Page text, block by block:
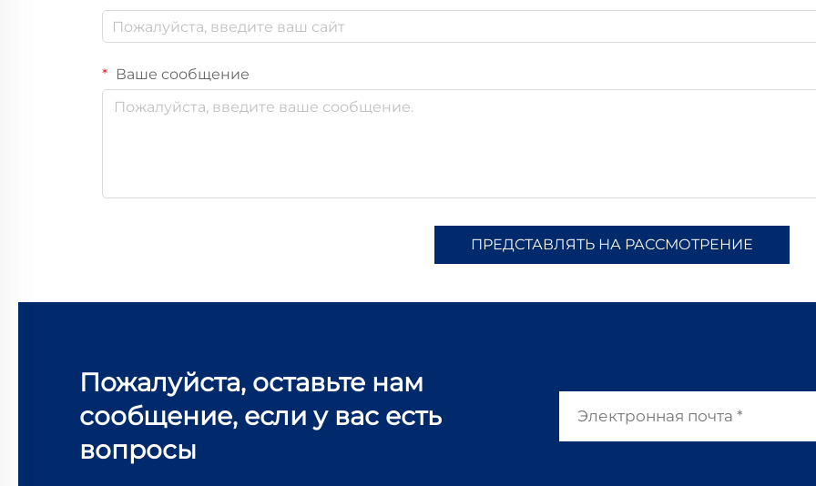
Ваше сообщение
ПРЕДСТАВЛЯТЬ НА РАССМОТРЕНИЕ
Пожалуйста, оставьте нам
сообщение, если у вас есть
вопросы